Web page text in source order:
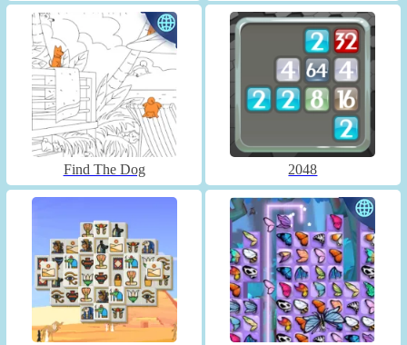
Find The Dog 2048